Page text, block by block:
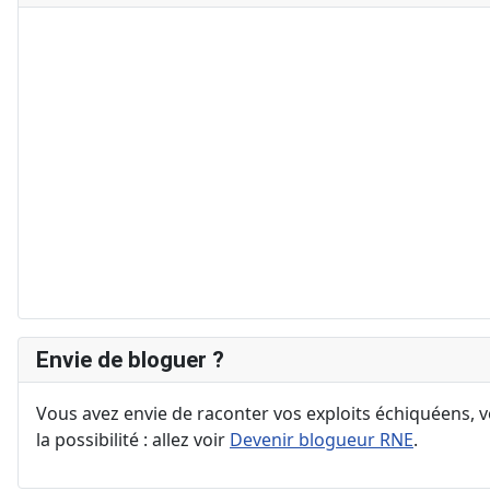
Envie de bloguer ?
Vous avez envie de raconter vos exploits
la possibilité : allez voir Devenir blogueur RNE.